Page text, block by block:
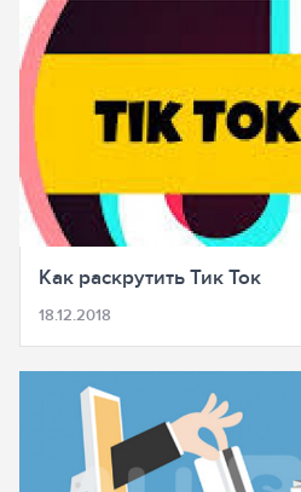
Как раскрутить Тик Ток
18.12.2018